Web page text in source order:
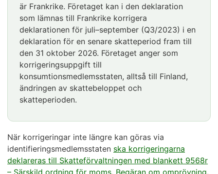
är Frankrike. Företaget kan i den deklaration
som lämnas till Frankrike korrigera
deklarationen för juli–september (Q3/2023) i en
deklaration för en senare skatteperiod fram till
den 31 oktober 2026. Företaget anger som
korrigeringsuppgift till
konsumtionsmedlemsstaten, alltså till Finland,
ändringen av skattebeloppet och
skatteperioden.
När korrigeringar inte längre kan göras via
identifieringsmedlemsstaten ska korrigeringarna
deklareras till Skatteförvaltningen med blankett 9568r
– Särskild ordning för moms, Begäran om omprövning.